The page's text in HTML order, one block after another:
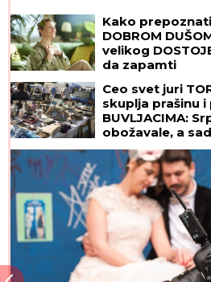
Kako prepoznati
DOBROM
velikog
da zapamti
Ceo svet juri
skuplja prašinu i
BUVLJACIMA:
obožavale, a
komad!